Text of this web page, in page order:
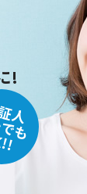
!
人
も